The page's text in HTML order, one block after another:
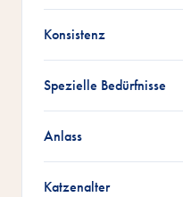
Konsistenz
Spezielle Bedürfnisse
Anlass
Katzenalter